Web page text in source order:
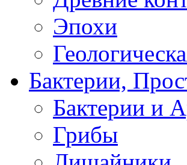
Эпохи
Бактерии,
Бактерии и
Грибы